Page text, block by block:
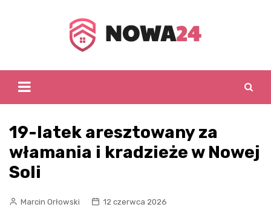
19-latek aresztowany za
włamania i kradzieże w Nowej
Soli
Marcin Orłowski
12 czerwca 2026